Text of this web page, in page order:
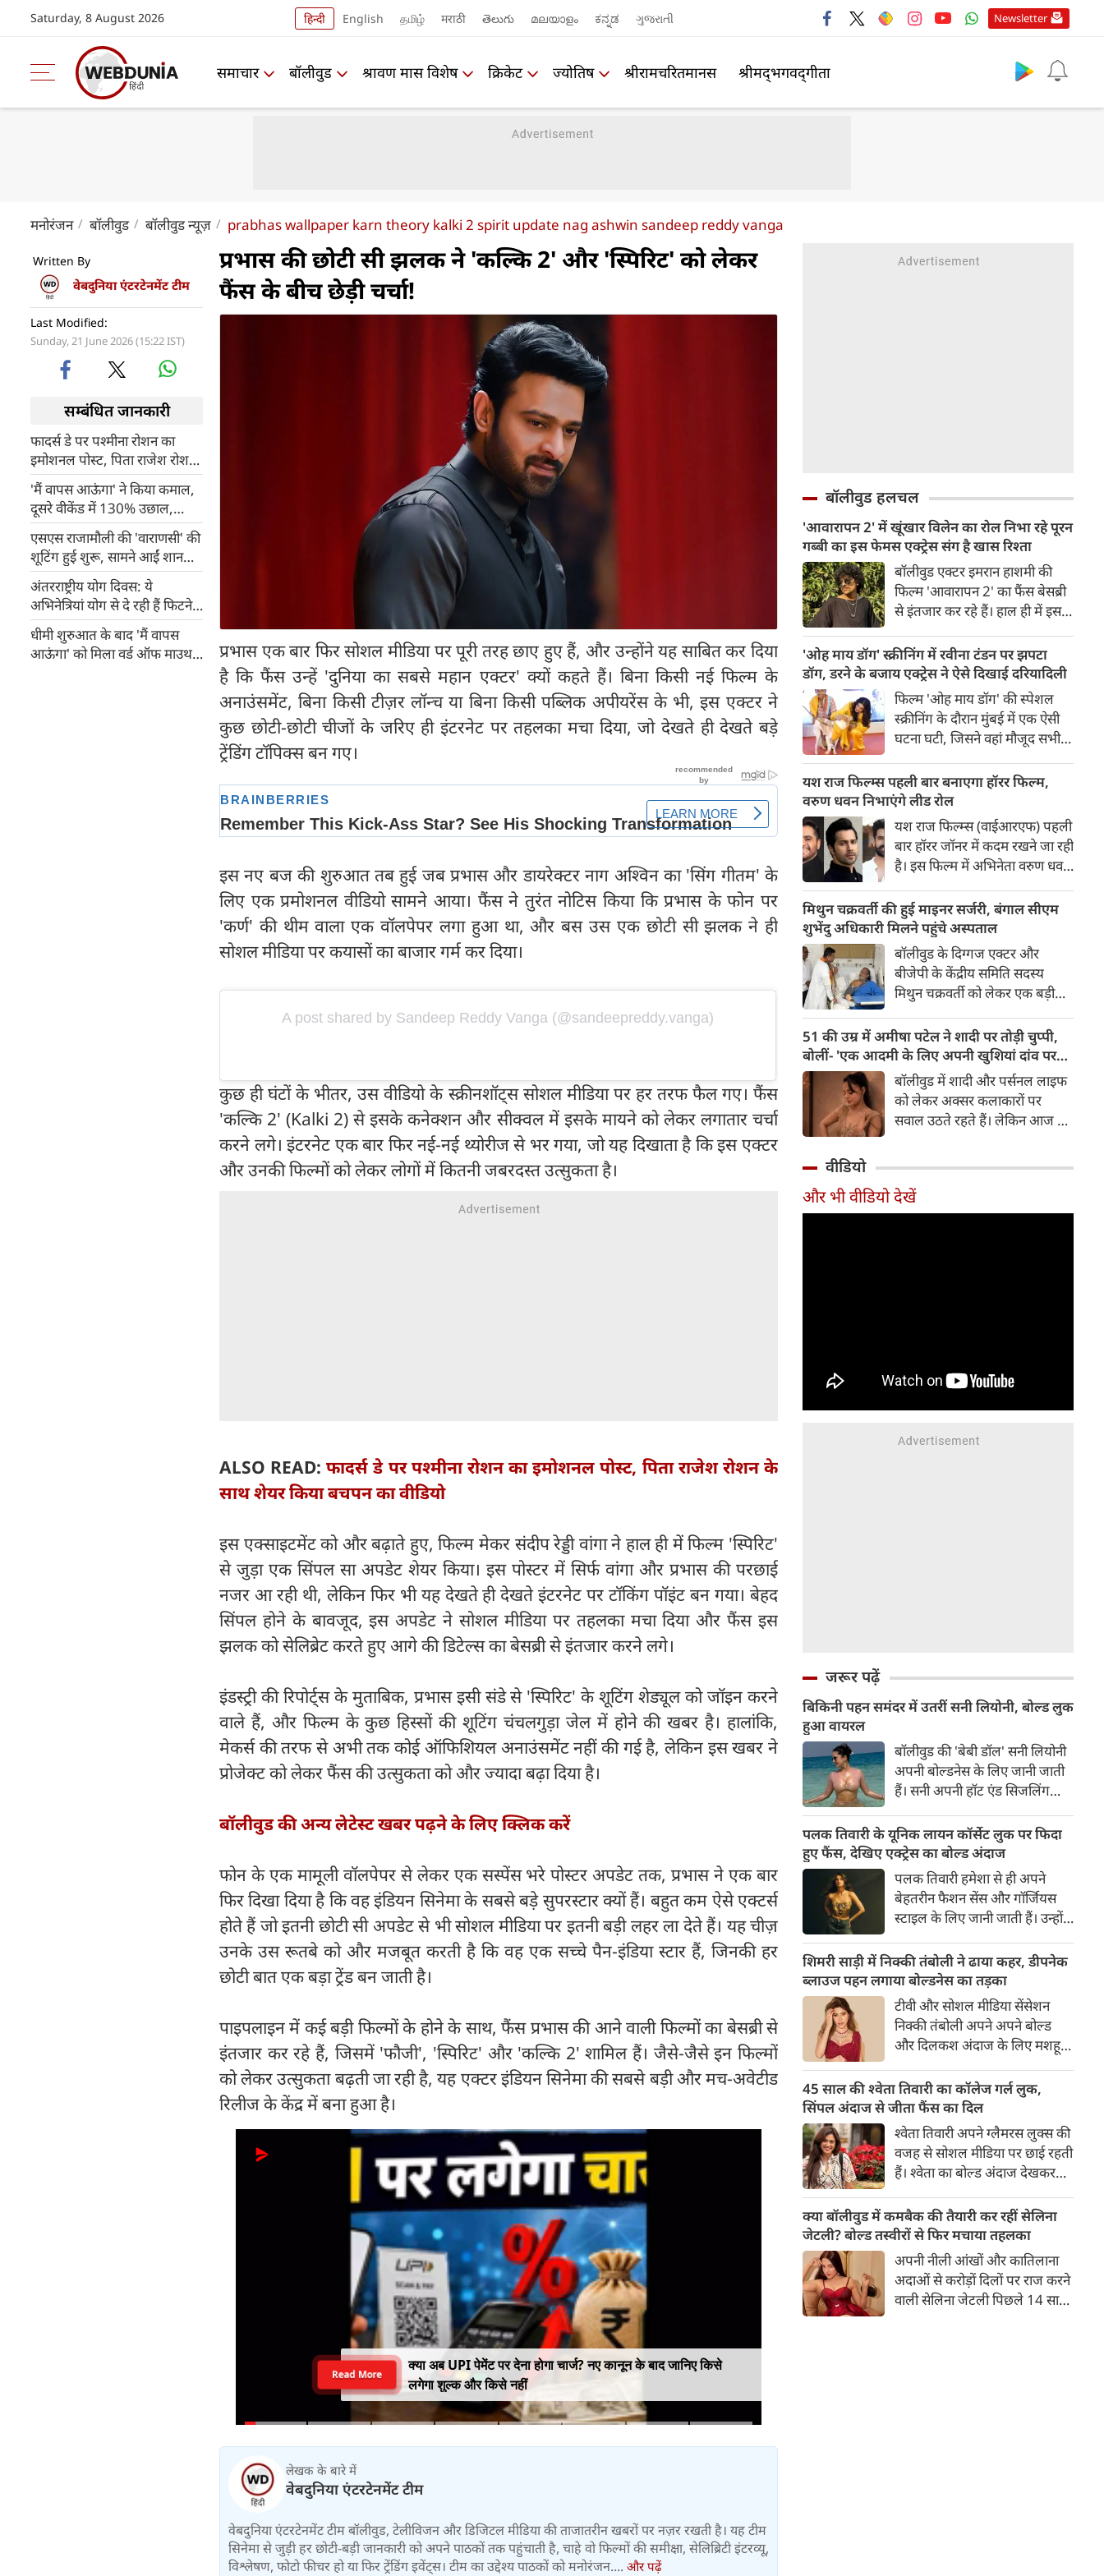
Saturday, 8 August 2026 हिन्दी English தமிழ் मराठी తెలుగు മലയാളം ಕನ್ನಡ ગુજરાતી Newsletter
समाचार बॉलीवुड श्रावण मास विशेष क्रिकेट ज्योतिष श्रीरामचरितमानस श्रीमद्‍भगवद्‍गीता
मनोरंजन बॉलीवुड बॉलीवुड न्यूज़ prabhas wallpaper karn theory kalki 2 spirit update nag ashwin sandeep reddy vanga
Written By
वेबदुनिया एंटरटेनमेंट टीम
Last Modified:
Sunday, 21 June 2026 (15:22 IST)
सम्बंधित जानकारी
फादर्स डे पर पश्मीना रोशन का
इमोशनल पोस्ट, पिता राजेश रोशन
के साथ शेयर किया बचपन का
वीडियो
'मैं वापस आऊंगा' ने किया कमाल,
दूसरे वीकेंड में 130% उछाल,
इम्तियाज अली बोले- जनता के प्यार
ने बदल दी फिल्म की किस्मत
एसएस राजामौली की 'वाराणसी' की
शूटिंग हुई शुरू, सामने आईं शानदार
सेट्स की झलकियां
अंतरराष्ट्रीय योग दिवस: ये
अभिनेत्रियां योग से दे रही हैं फिटनेस
और वेलनेस की प्रेरणा
धीमी शुरुआत के बाद 'मैं वापस
आऊंगा' को मिला वर्ड ऑफ माउथ
प्रभास की छोटी सी झलक ने 'कल्कि 2' और 'स्पिरिट' को लेकर
फैंस के बीच छेड़ी चर्चा!
प्रभास एक बार फिर सोशल मीडिया पर पूरी तरह छाए हुए हैं, और उन्होंने यह साबित कर दिया
है कि फैंस उन्हें 'दुनिया का सबसे महान एक्टर' क्यों कहते हैं। बिना किसी नई फिल्म के
अनाउंसमेंट, बिना किसी टीज़र लॉन्च या बिना किसी पब्लिक अपीयरेंस के भी, इस एक्टर ने
कुछ छोटी-छोटी चीजों के जरिए ही इंटरनेट पर तहलका मचा दिया, जो देखते ही देखते बड़े
ट्रेंडिंग टॉपिक्स बन गए।
इस नए बज की शुरुआत तब हुई जब प्रभास और डायरेक्टर नाग अश्विन का 'सिंग गीतम' के
लिए एक प्रमोशनल वीडियो सामने आया। फैंस ने तुरंत नोटिस किया कि प्रभास के फोन पर
'कर्ण' की थीम वाला एक वॉलपेपर लगा हुआ था, और बस उस एक छोटी सी झलक ने ही
सोशल मीडिया पर कयासों का बाजार गर्म कर दिया।
A post shared by Sandeep Reddy Vanga (@sandeepreddy.vanga)
कुछ ही घंटों के भीतर, उस वीडियो के स्क्रीनशॉट्स सोशल मीडिया पर हर तरफ फैल गए। फैंस
'कल्कि 2' (Kalki 2) से इसके कनेक्शन और सीक्वल में इसके मायने को लेकर लगातार चर्चा
करने लगे। इंटरनेट एक बार फिर नई-नई थ्योरीज से भर गया, जो यह दिखाता है कि इस एक्टर
और उनकी फिल्मों को लेकर लोगों में कितनी जबरदस्त उत्सुकता है।
ALSO READ:फादर्स डे पर पश्मीना रोशन का इमोशनल पोस्ट, पिता राजेश रोशन के
साथ शेयर किया बचपन का वीडियो
इस एक्साइटमेंट को और बढ़ाते हुए, फिल्म मेकर संदीप रेड्डी वांगा ने हाल ही में फिल्म 'स्पिरिट'
से जुड़ा एक सिंपल सा अपडेट शेयर किया। इस पोस्टर में सिर्फ वांगा और प्रभास की परछाई
नजर आ रही थी, लेकिन फिर भी यह देखते ही देखते इंटरनेट पर टॉकिंग पॉइंट बन गया। बेहद
सिंपल होने के बावजूद, इस अपडेट ने सोशल मीडिया पर तहलका मचा दिया और फैंस इस
झलक को सेलिब्रेट करते हुए आगे की डिटेल्स का बेसब्री से इंतजार करने लगे।
इंडस्ट्री की रिपोर्ट्स के मुताबिक, प्रभास इसी संडे से 'स्पिरिट' के शूटिंग शेड्यूल को जॉइन करने
वाले हैं, और फिल्म के कुछ हिस्सों की शूटिंग चंचलगुड़ा जेल में होने की खबर है। हालांकि,
मेकर्स की तरफ से अभी तक कोई ऑफिशियल अनाउंसमेंट नहीं की गई है, लेकिन इस खबर ने
प्रोजेक्ट को लेकर फैंस की उत्सुकता को और ज्यादा बढ़ा दिया है।
बॉलीवुड की अन्य लेटेस्ट खबर पढ़ने के लिए क्लिक करें
फोन के एक मामूली वॉलपेपर से लेकर एक सस्पेंस भरे पोस्टर अपडेट तक, प्रभास ने एक बार
फिर दिखा दिया है कि वह इंडियन सिनेमा के सबसे बड़े सुपरस्टार क्यों हैं। बहुत कम ऐसे एक्टर्स
होते हैं जो इतनी छोटी सी अपडेट से भी सोशल मीडिया पर इतनी बड़ी लहर ला देते हैं। यह चीज़
उनके उस रूतबे को और मजबूत करती है कि वह एक सच्चे पैन-इंडिया स्टार हैं, जिनकी हर
छोटी बात एक बड़ा ट्रेंड बन जाती है।
पाइपलाइन में कई बड़ी फिल्मों के होने के साथ, फैंस प्रभास की आने वाली फिल्मों का बेसब्री से
इंतजार कर रहे हैं, जिसमें 'फौजी', 'स्पिरिट' और 'कल्कि 2' शामिल हैं। जैसे-जैसे इन फिल्मों
को लेकर उत्सुकता बढ़ती जा रही है, यह एक्टर इंडियन सिनेमा की सबसे बड़ी और मच-अवेटीड
रिलीज के केंद्र में बना हुआ है।
क्या अब UPI पेमेंट पर देना होगा चार्ज? नए कानून के बाद जानिए किसे
लगेगा शुल्क और किसे नहीं
Read More
लेखक के बारे में
वेबदुनिया एंटरटेनमेंट टीम
वेबदुनिया एंटरटेनमेंट टीम बॉलीवुड, टेलीविजन और डिजिटल मीडिया की ताजातरीन खबरों पर नज़र रखती है। यह टीम
सिनेमा से जुड़ी हर छोटी-बड़ी जानकारी को अपने पाठकों तक पहुंचाती है, चाहे वो फिल्मों की समीक्षा, सेलिब्रिटी इंटरव्यू,
विश्लेषण, फोटो फीचर हो या फिर ट्रेंडिंग इवेंट्स। टीम का उद्देश्य पाठकों को मनोरंजन.... और पढ़ें
बॉलीवुड हलचल
'आवारापन 2' में खूंखार विलेन का रोल निभा रहे पूरन
गब्बी का इस फेमस एक्ट्रेस संग है खास रिश्ता
बॉलीवुड एक्टर इमरान हाशमी की
फिल्म 'आवारापन 2' का फैंस बेसब्री
से इंतजार कर रहे हैं। हाल ही में इस
दर्शकों का जबरदस्त रिस्पॉन्स मिला।
ट्रेलर में जितना इमरान हाशमी छाए
रहे उतना ही फिल्म के विलेन को भी
स्पेस मिला है।
'ओह माय डॉग' स्क्रीनिंग में रवीना टंडन पर झपटा
डॉग, डरने के बजाय एक्ट्रेस ने ऐसे दिखाई दरियादिली
फिल्म 'ओह माय डॉग' की स्पेशल
स्क्रीनिंग के दौरान मुंबई में एक ऐसी
घटना घटी, जिसने वहां मौजूद सभी
पैपराजी को पोज दे रहीं बॉलीवुड की
अभिनेत्री रवीना टंडन पर फिल्म का
चार पैरों वाला मुख्य कलाकार (डॉग
स्टार) अचानक बेकाबू होकर झपट
पड़ा।
यश राज फिल्म्स पहली बार बनाएगा हॉरर फिल्म,
वरुण धवन निभाएंगे लीड रोल
यश राज फिल्म्स (वाईआरएफ) पहली
बार हॉरर जॉनर में कदम रखने जा रही
है। इस फिल्म में अभिनेता वरुण धवन
निर्देशन और पटकथा की जिम्मेदारी
'रॉकेट बॉयज़' से चर्चित अभय पन्नू
संभालेंगे। फिल्म की शूटिंग इस वर्ष के
अंत में शुरू होने की योजना है और
इसे वर्ष 2027 में दुनियाभर के
सिनेमाघरों में रिलीज़ किया जाएगा।
मिथुन चक्रवर्ती की हुई माइनर सर्जरी, बंगाल सीएम
शुभेंदु अधिकारी मिलने पहुंचे अस्पताल
बॉलीवुड के दिग्गज एक्टर और
बीजेपी के केंद्रीय समिति सदस्य
मिथुन चक्रवर्ती को लेकर एक बड़ी
समस्याओं के चलते उन्हें कोलकाता
के एक निजी अस्पताल में भर्ती
कराया गया है, जहां डॉक्टरों की टीम
ने उनके दाहिने हाथ की एक माइनर
सर्जरी की है।
51 की उम्र में अमीषा पटेल ने शादी पर तोड़ी चुप्पी,
बोलीं- 'एक आदमी के लिए अपनी खुशियां दांव पर
नहीं लगा सकती' बॉलीवुड में शादी और पर्सनल लाइफ
को लेकर अक्सर कलाकारों पर
सवाल उठते रहते हैं। लेकिन आज के
और सुष्मिता सेन जैसी हस्तियों के
बाद अब 'गदर' फेम अभिनेत्री अमीषा
वीडियो
और भी वीडियो देखें
जरूर पढ़ें
बिकिनी पहन समंदर में उतरीं सनी लियोनी, बोल्ड लुक
हुआ वायरल
बॉलीवुड की 'बेबी डॉल' सनी लियोनी
अपनी बोल्डनेस के लिए जानी जाती
हैं। सनी अपनी हॉट एंड सिजलिंग
रहती हैं। फैंस सनी लियोनी की तस्वीरों
का बेसब्री से इंतजार करते हैं। इस बार
सनी लियोनी ने मालदीव वेकेशन से
अपनी कुछ बोल्ड तस्वीरें शेयर की है।
पलक तिवारी के यूनिक लायन कॉर्सेट लुक पर फिदा
हुए फैंस, देखिए एक्ट्रेस का बोल्ड अंदाज
पलक तिवारी हमेशा से ही अपने
बेहतरीन फैशन सेंस और गॉर्जियस
स्टाइल के लिए जानी जाती हैं। उन्होंने
फिर फैंस का दिल जीत लिया है।
पलक ने एक बेहद यूनीक और
स्टाइलिश गोल्डन कॉर्सेट टॉप में
अपनी कुछ तस्वीरें शेयर की है।
शिमरी साड़ी में निक्की तंबोली ने ढाया कहर, डीपनेक
ब्लाउज पहन लगाया बोल्डनेस का तड़का
टीवी और सोशल मीडिया सेंसेशन
निक्की तंबोली अपने अपने बोल्ड
और दिलकश अंदाज के लिए मशहूर
इंटरनेट पर तहलका मचाती रहती हैं।
इस बार निक्की ने मरून कलर की
साड़ी में अपनी कुछ सुपर सिजलिंग
तस्वीरें शेयर की है। खूबसूरत शिमरी
साड़ी में निक्की की अदाएं देखने
लायक है।
45 साल की श्वेता तिवारी का कॉलेज गर्ल लुक,
सिंपल अंदाज से जीता फैंस का दिल
श्वेता तिवारी अपने ग्लैमरस लुक्स की
वजह से सोशल मीडिया पर छाई रहती
हैं। श्वेता का बोल्ड अंदाज देखकर
बच्चों की मां हैं। 45 साल की श्वेता
तिवारी की तस्वीरों पर फैंस जमकर
प्यार लुटाते हैं। इस बार श्वेता तिवारी
ने वेकेशन से अपनी कुछ तस्वीरें शेयर
की है।
क्या बॉलीवुड में कमबैक की तैयारी कर रहीं सेलिना
जेटली? बोल्ड तस्वीरों से फिर मचाया तहलका
अपनी नीली आंखों और कातिलाना
अदाओं से करोड़ों दिलों पर राज करने
वाली सेलिना जेटली पिछले 14 साल